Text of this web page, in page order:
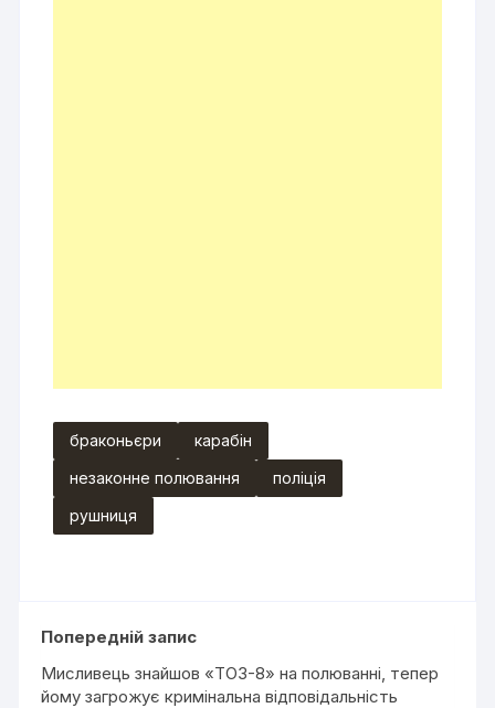
браконьєри
карабін
незаконне полювання
поліція
рушниця
Попередній запис
Мисливець знайшов «ТОЗ-8» на полюванні, тепер
йому загрожує кримінальна відповідальність